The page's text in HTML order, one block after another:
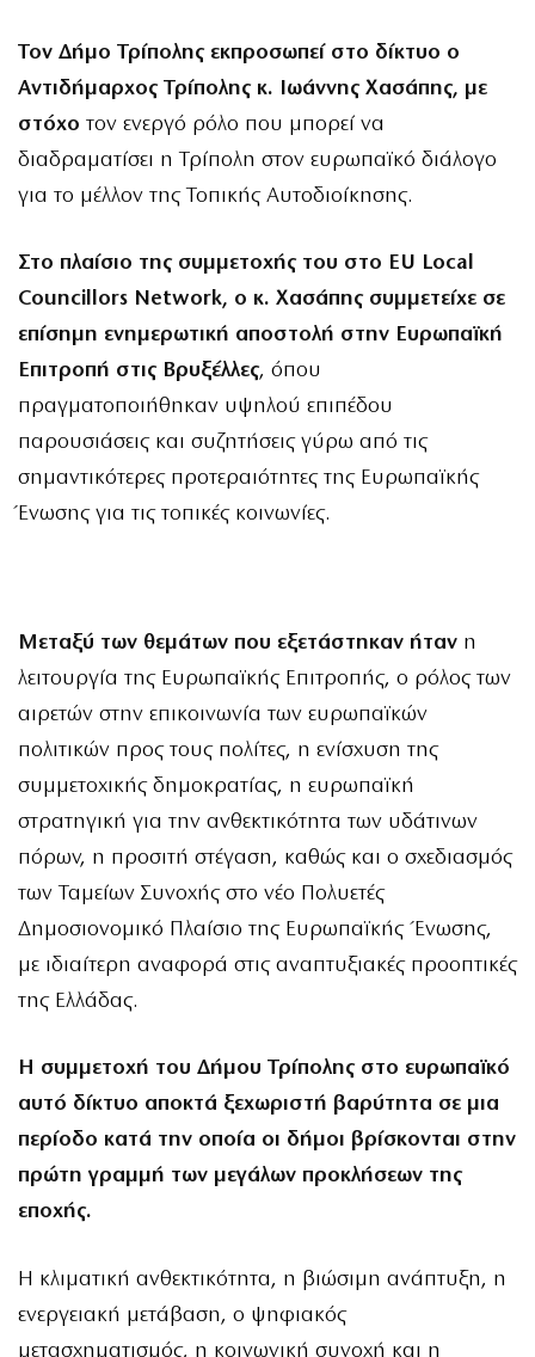
Τον Δήμο Τρίπολης εκπροσωπεί στο δίκτυο ο
Αντιδήμαρχος Τρίπολης κ. Ιωάννης Χασάπης, με
στόχο τον ενεργό ρόλο που μπορεί να
διαδραματίσει η Τρίπολη στον ευρωπαϊκό διάλογο
για το μέλλον της Τοπικής Αυτοδιοίκησης.
Στο πλαίσιο της συμμετοχής του στο EU Local
Councillors Network, ο κ. Χασάπης συμμετείχε σε
επίσημη ενημερωτική αποστολή στην Ευρωπαϊκή
Επιτροπή στις Βρυξέλλες, όπου
πραγματοποιήθηκαν υψηλού επιπέδου
παρουσιάσεις και συζητήσεις γύρω από τις
σημαντικότερες προτεραιότητες της Ευρωπαϊκής
Ένωσης για τις τοπικές κοινωνίες.
Μεταξύ των θεμάτων που εξετάστηκαν ήταν η
λειτουργία της Ευρωπαϊκής Επιτροπής, ο ρόλος των
αιρετών στην επικοινωνία των ευρωπαϊκών
πολιτικών προς τους πολίτες, η ενίσχυση της
συμμετοχικής δημοκρατίας, η ευρωπαϊκή
στρατηγική για την ανθεκτικότητα των υδάτινων
πόρων, η προσιτή στέγαση, καθώς και ο σχεδιασμός
των Ταμείων Συνοχής στο νέο Πολυετές
Δημοσιονομικό Πλαίσιο της Ευρωπαϊκής Ένωσης,
με ιδιαίτερη αναφορά στις αναπτυξιακές προοπτικές
της Ελλάδας.
Η συμμετοχή του Δήμου Τρίπολης στο ευρωπαϊκό
αυτό δίκτυο αποκτά ξεχωριστή βαρύτητα σε μια
περίοδο κατά την οποία οι δήμοι βρίσκονται στην
πρώτη γραμμή των μεγάλων προκλήσεων της
εποχής.
Η κλιματική ανθεκτικότητα, η βιώσιμη ανάπτυξη, η
ενεργειακή μετάβαση, ο ψηφιακός
μετασχηματισμός, η κοινωνική συνοχή και η